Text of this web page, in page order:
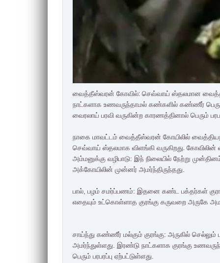
வைத்தீஸ்வரன் கோவில்: செவ்வாய் ஸ்தலமான
நாட்களாக உணவருந்தாமல் கண்களில் கண்ணீர்
வைரலாய் பரவி வருகின்ற காரணத்தினால் பெரும்
நாகை மாவட்டம் வைத்தீஸ்வரன் கோயிலில்
செவ்வாய் ஸ்தலமாக விளங்கி வருகிறது. கோவிலின்
அம்மனுக்கு வழிபாடு: இந் நிலையில் நேற்று
அக்கோயிலின் முன்னர் அமர்ந்திருந்தது.
பால், பழம் சமர்ப்பணம்: இதனை கண்ட பக்தர்கள்
எதையும் உட்கொள்ளாத குரங்கு கருவறை அருகே
சாய்ந்து கண்ணீர் மல்கும் குரங்கு: அருகில் செல்லும்
அமர்ந்துள்ளது. இரண்டு நாட்களாக குரங்கு
பெரும் பரபரப்பு ஏற்பட்டுள்ளது.